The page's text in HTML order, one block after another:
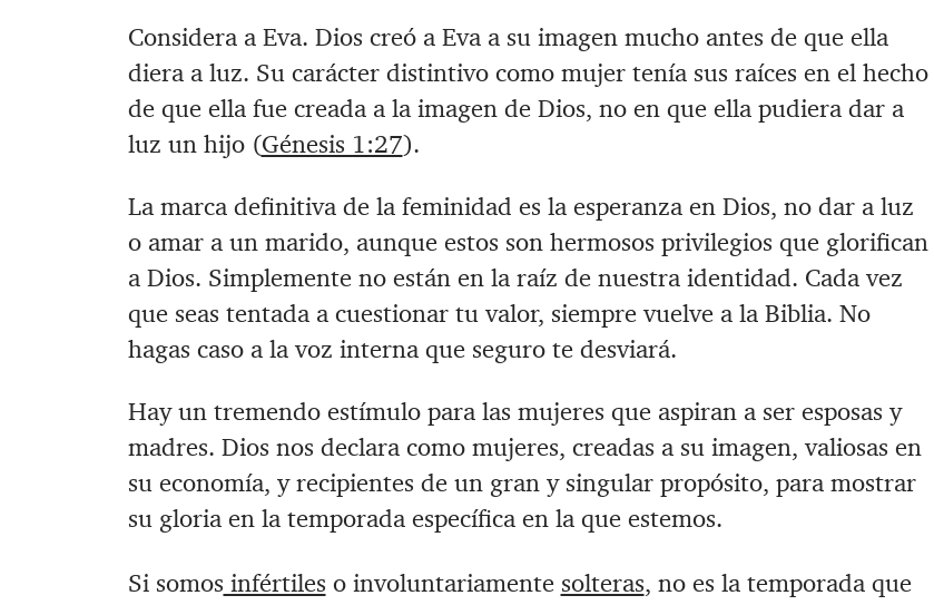
Considera a Eva. Dios creó a Eva a su imagen mucho antes de que ella
diera a luz. Su carácter distintivo como mujer tenía sus raíces en el hecho
de que ella fue creada a la imagen de Dios, no en que ella pudiera dar a
luz un hijo (Génesis 1:27).
‪La marca definitiva de la feminidad es la esperanza en Dios, no dar a luz
o amar a un marido, aunque estos son hermosos privilegios que glorifican
a Dios. ‪Simplemente no están en la raíz de nuestra identidad. ‪Cada vez
que seas tentada a cuestionar tu valor, siempre vuelve a la Biblia. ‪No
hagas caso a la voz interna que seguro te desviará.
‪Hay un tremendo estímulo para las mujeres que aspiran a ser esposas y
madres. ‪Dios nos declara como mujeres, creadas a su imagen, valiosas en
su economía, y recipientes de un gran y singular propósito, para mostrar
su gloria en la temporada específica en la que estemos. ‪
Si somos infértiles o involuntariamente solteras, no es la temporada que